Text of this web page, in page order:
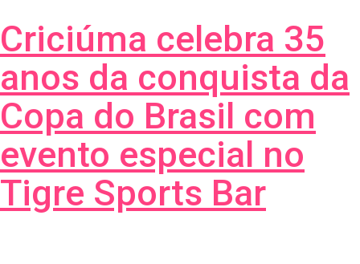
Criciúma celebra 35
anos da conquista da
Copa do Brasil com
evento especial no
Tigre Sports Bar